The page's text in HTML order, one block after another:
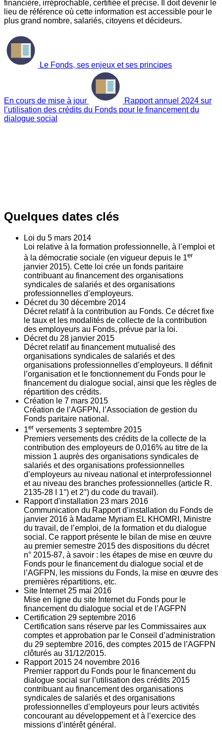
financière, irréprochable, certifiée et précise. Il doit devenir le
lieu de référence où cette information est accessible pour le
plus grand nombre, salariés, citoyens et décideurs.
Le Fonds, ses enjeux et ses principes
En cours de mise à jour
Rapport annuel 2024 sur
l’utilisation des crédits du Fonds pour le financement du
dialogue social
Quelques dates clés
Loi du 5 mars 2014
Loi relative à la formation professionnelle, à l’emploi et
à la démocratie sociale (en vigueur depuis le 1er
janvier 2015). Cette loi crée un fonds paritaire
contribuant au financement des organisations
syndicales de salariés et des organisations
professionnelles d’employeurs.
Décret du 30 décembre 2014
Décret relatif à la contribution au Fonds. Ce décret fixe
le taux et les modalités de collecte de la contribution
des employeurs au Fonds, prévue par la loi.
Décret du 28 janvier 2015
Décret relatif au financement mutualisé des
organisations syndicales de salariés et des
organisations professionnelles d’employeurs. Il définit
l’organisation et le fonctionnement du Fonds pour le
financement du dialogue social, ainsi que les règles de
répartition des crédits.
Création le 7 mars 2015
Création de l’AGFPN, l’Association de gestion du
Fonds paritaire national.
1er versements 3 septembre 2015
Premiers versements des crédits de la collecte de la
contribution des employeurs de 0,016% au titre de la
mission 1 auprès des organisations syndicales de
salariés et des organisations professionnelles
d’employeurs au niveau national et interprofessionnel
et au niveau des branches professionnelles (article R.
2135‐28 I 1°) et 2°) du code du travail).
Rapport d'installation 23 mars 2016
Communication du Rapport d’installation du Fonds de
janvier 2016 à Madame Myriam EL KHOMRI, Ministre
du travail, de l’emploi, de la formation et du dialogue
social. Ce rapport présente le bilan de mise en œuvre
au premier semestre 2015 des dispositions du décret
n° 2015-87, à savoir : les étapes de mise en œuvre du
Fonds pour le financement du dialogue social et de
l’AGFPN, les missions du Fonds, la mise en œuvre des
premières répartitions, etc.
Site Internet 25 mai 2016
Mise en ligne du site Internet du Fonds pour le
financement du dialogue social et de l’AGFPN
Certification 29 septembre 2016
Certification sans réserve par les Commissaires aux
comptes et approbation par le Conseil d’administration
du 29 septembre 2016, des comptes 2015 de l’AGFPN
clôturés au 31/12/2015.
Rapport 2015 24 novembre 2016
Premier rapport du Fonds pour le financement du
dialogue social sur l’utilisation des crédits 2015
contribuant au financement des organisations
syndicales de salariés et des organisations
professionnelles d’employeurs pour leurs activités
concourant au développement et à l’exercice des
missions d’intérêt général.